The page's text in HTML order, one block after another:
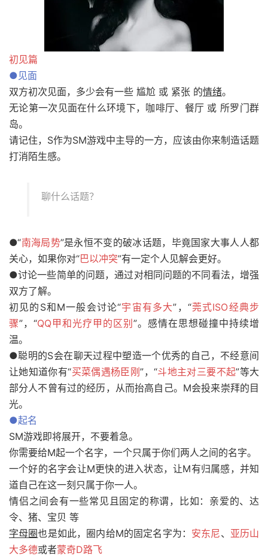
初见篇
●见面
双方初次见面，多少会有一些 尴尬 或 紧张 的情绪。
无论第一次见面在什么环境下，咖啡厅、餐厅 或 所罗门群
岛。
请记住，S作为SM游戏中主导的一方，应该由你来制造话题
打消陌生感。
聊什么话题？
●“南海局势”是永恒不变的破冰话题，毕竟国家大事人人都
关心，如果你对“巴以冲突”有一定个人见解会更好。
●讨论一些简单的问题，通过对相同问题的不同看法，增强
双方了解。
初见的S和M一般会讨论“宇宙有多大”，“莞式ISO经典步
骤”，“QQ甲和光疗甲的区别 ”。感情在思想碰撞中持续增
温。
●聪明的S会在聊天过程中塑造一个优秀的自己，不经意间
让她知道你有“买菜偶遇杨臣刚”，“斗地主对三要不起”等大
部分人不曾有过的经历，从而抬高自己。M会投来崇拜的目
光。
●起名
SM游戏即将展开，不要着急。
你需要给M起一个名字，一个只属于你们两人之间的名字。
一个好的名字会让M更快的进入状态，让M有归属感，并知
道自己在这一刻只属于你一人。
情侣之间会有一些常见且固定的称谓，比如：亲爱的、达
令、猪、宝贝 等
字母圈也是如此，圈内给M的固定名字为： 安东尼、 亚历山
大多德或者蒙奇D路飞